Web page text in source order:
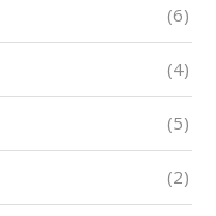
(6)
(4)
(5)
(2)